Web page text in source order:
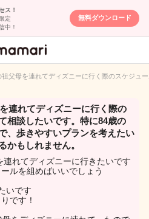
ス！
定
中！
無料ダウンロード
用匿名QA
祖父母を連れてディズニーに行く際のスケジュ
連れてディズニーに行く際の
相談したいです。特に84歳の
、歩きやすいプランを考えたい
かもしれません。
れてディズニーに行きたいです
ルを組めばいいでしょう
いです
です！